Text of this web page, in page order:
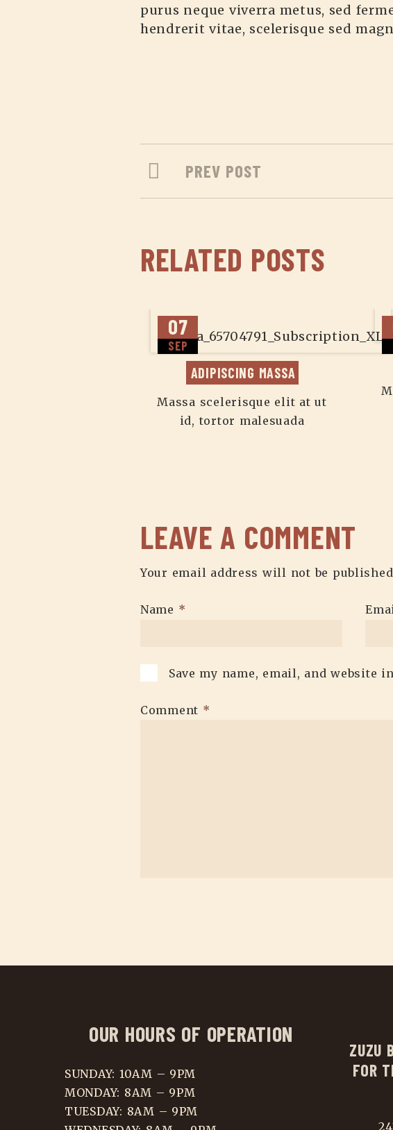
purus neque viverra metus, sed
hendrerit vitae, scelerisque sed
PREV POST
RELATED POSTS
07
SEP
ADIPISCING MASSA
Massa scelerisque elit at ut
id, tortor malesuada
LEAVE A COMMENT
Your email address will not be
Name *
Save my name, email, and
Comment *
OUR HOURS OF OPERATION
SUNDAY: 10AM – 9PM
MONDAY: 8AM – 9PM
TUESDAY: 8AM – 9PM
ZUZU
FOR